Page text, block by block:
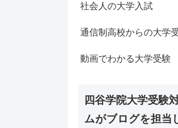
社会人の大学入試
通信制高校からの大学
動画でわかる大学受験
四谷学院大学受験
ムがブログを担当